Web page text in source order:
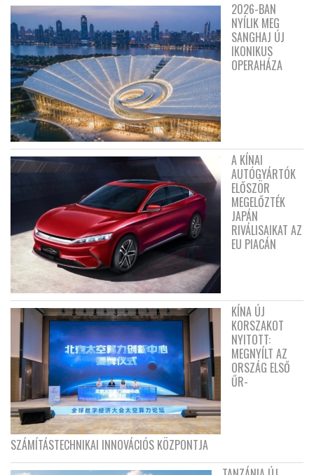
2026-BAN
NYÍLIK MEG
SANGHAJ ÚJ
IKONIKUS
OPERAHÁZA
A KÍNAI
AUTÓGYÁRTÓK
ELŐSZÖR
MEGELŐZTÉK
JAPÁN
RIVÁLISAIKAT AZ
EU PIACÁN
KÍNA ÚJ
KORSZAKOT
NYITOTT:
MEGNYÍLT AZ
ORSZÁG ELSŐ
ŰR-
SZÁMÍTÁSTECHNIKAI INNOVÁCIÓS KÖZPONTJA